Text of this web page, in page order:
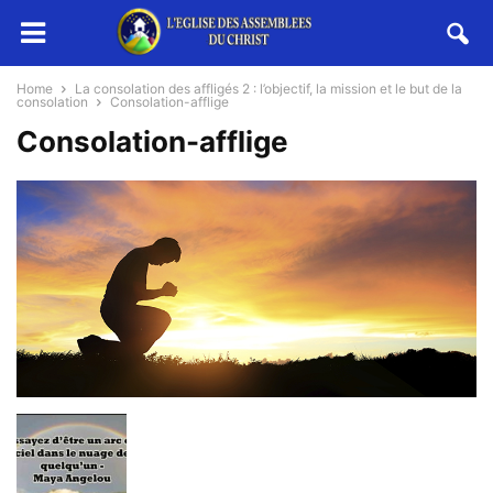
Home
La consolation des affligés 2 : l’objectif, la mission et le but de la
consolation
Consolation-afflige
Consolation-afflige